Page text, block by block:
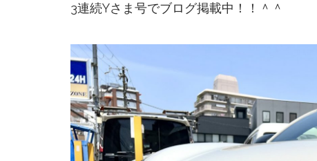
3連続Yさま号でブログ掲載中！！＾＾